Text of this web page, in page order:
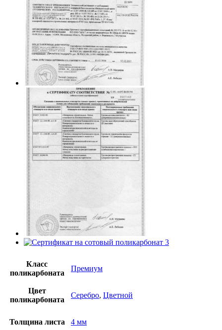
Класс
поликарбоната
Премиум
Цвет
поликарбоната
Серебро, Цветной
Толщина листа 4 мм